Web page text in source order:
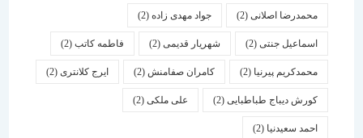
محمدرضا اصلانی(2) جواد مهدی زاده(2)
اسماعیل جنتی(2) شهریار قدیمی(2) فاطمه کاتب(2)
محمدکریم پیرنیا (2) کامران صفامنش(2) ایرج کلانتری (2)
کورش دیباج طباطبایی(2) علی ملکی(2)
احمد سعیدنیا (2)